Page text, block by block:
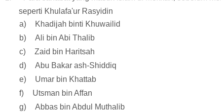
seperti Khulafa'ur Rasyidin
a)
Khadijah binti Khuwailid
b)
Ali bin Abi Thalib
c)
Zaid bin Haritsah
d)
Abu Bakar ash-Shiddiq
e)
Umar bin Khattab
f)
Utsman bin Affan
g)
Abbas bin Abdul Muthalib